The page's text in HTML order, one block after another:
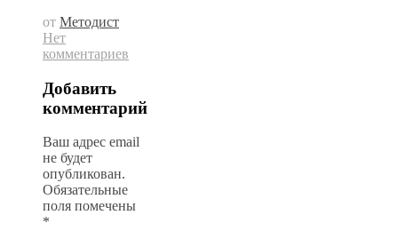
от Методист
Нет
комментариев
Добавить
комментарий
Ваш адрес email
не будет
опубликован.
Обязательные
поля помечены
*